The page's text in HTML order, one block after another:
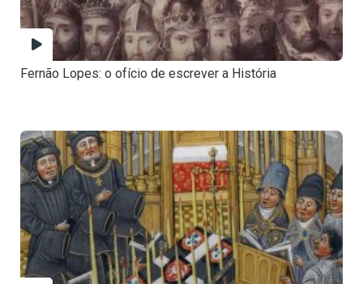
Fernão Lopes: o ofício de escrever a História